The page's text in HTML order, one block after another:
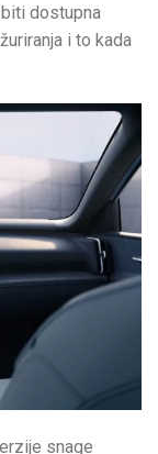
dostupna
i to kada
snage